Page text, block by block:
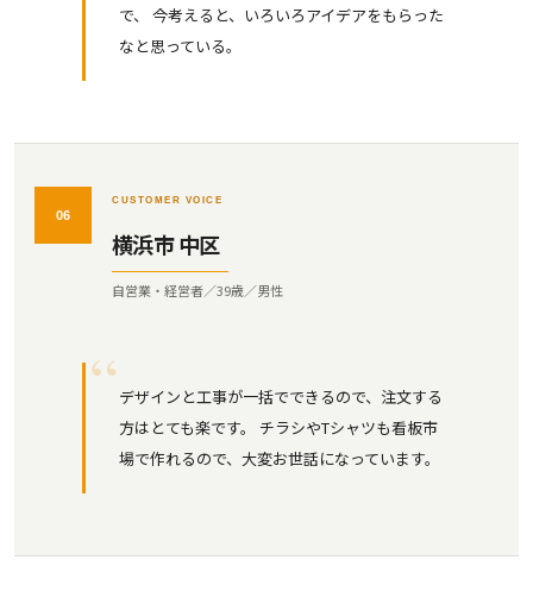
で、 今考えると、いろいろアイデアをもらった
なと思っている。
06
CUSTOMER VOICE
横浜市 中区
自営業・経営者／39歳／男性
デザインと工事が一括でできるので、注文する
方はとても楽です。 チラシやTシャツも看板市
場で作れるので、大変お世話になっています。